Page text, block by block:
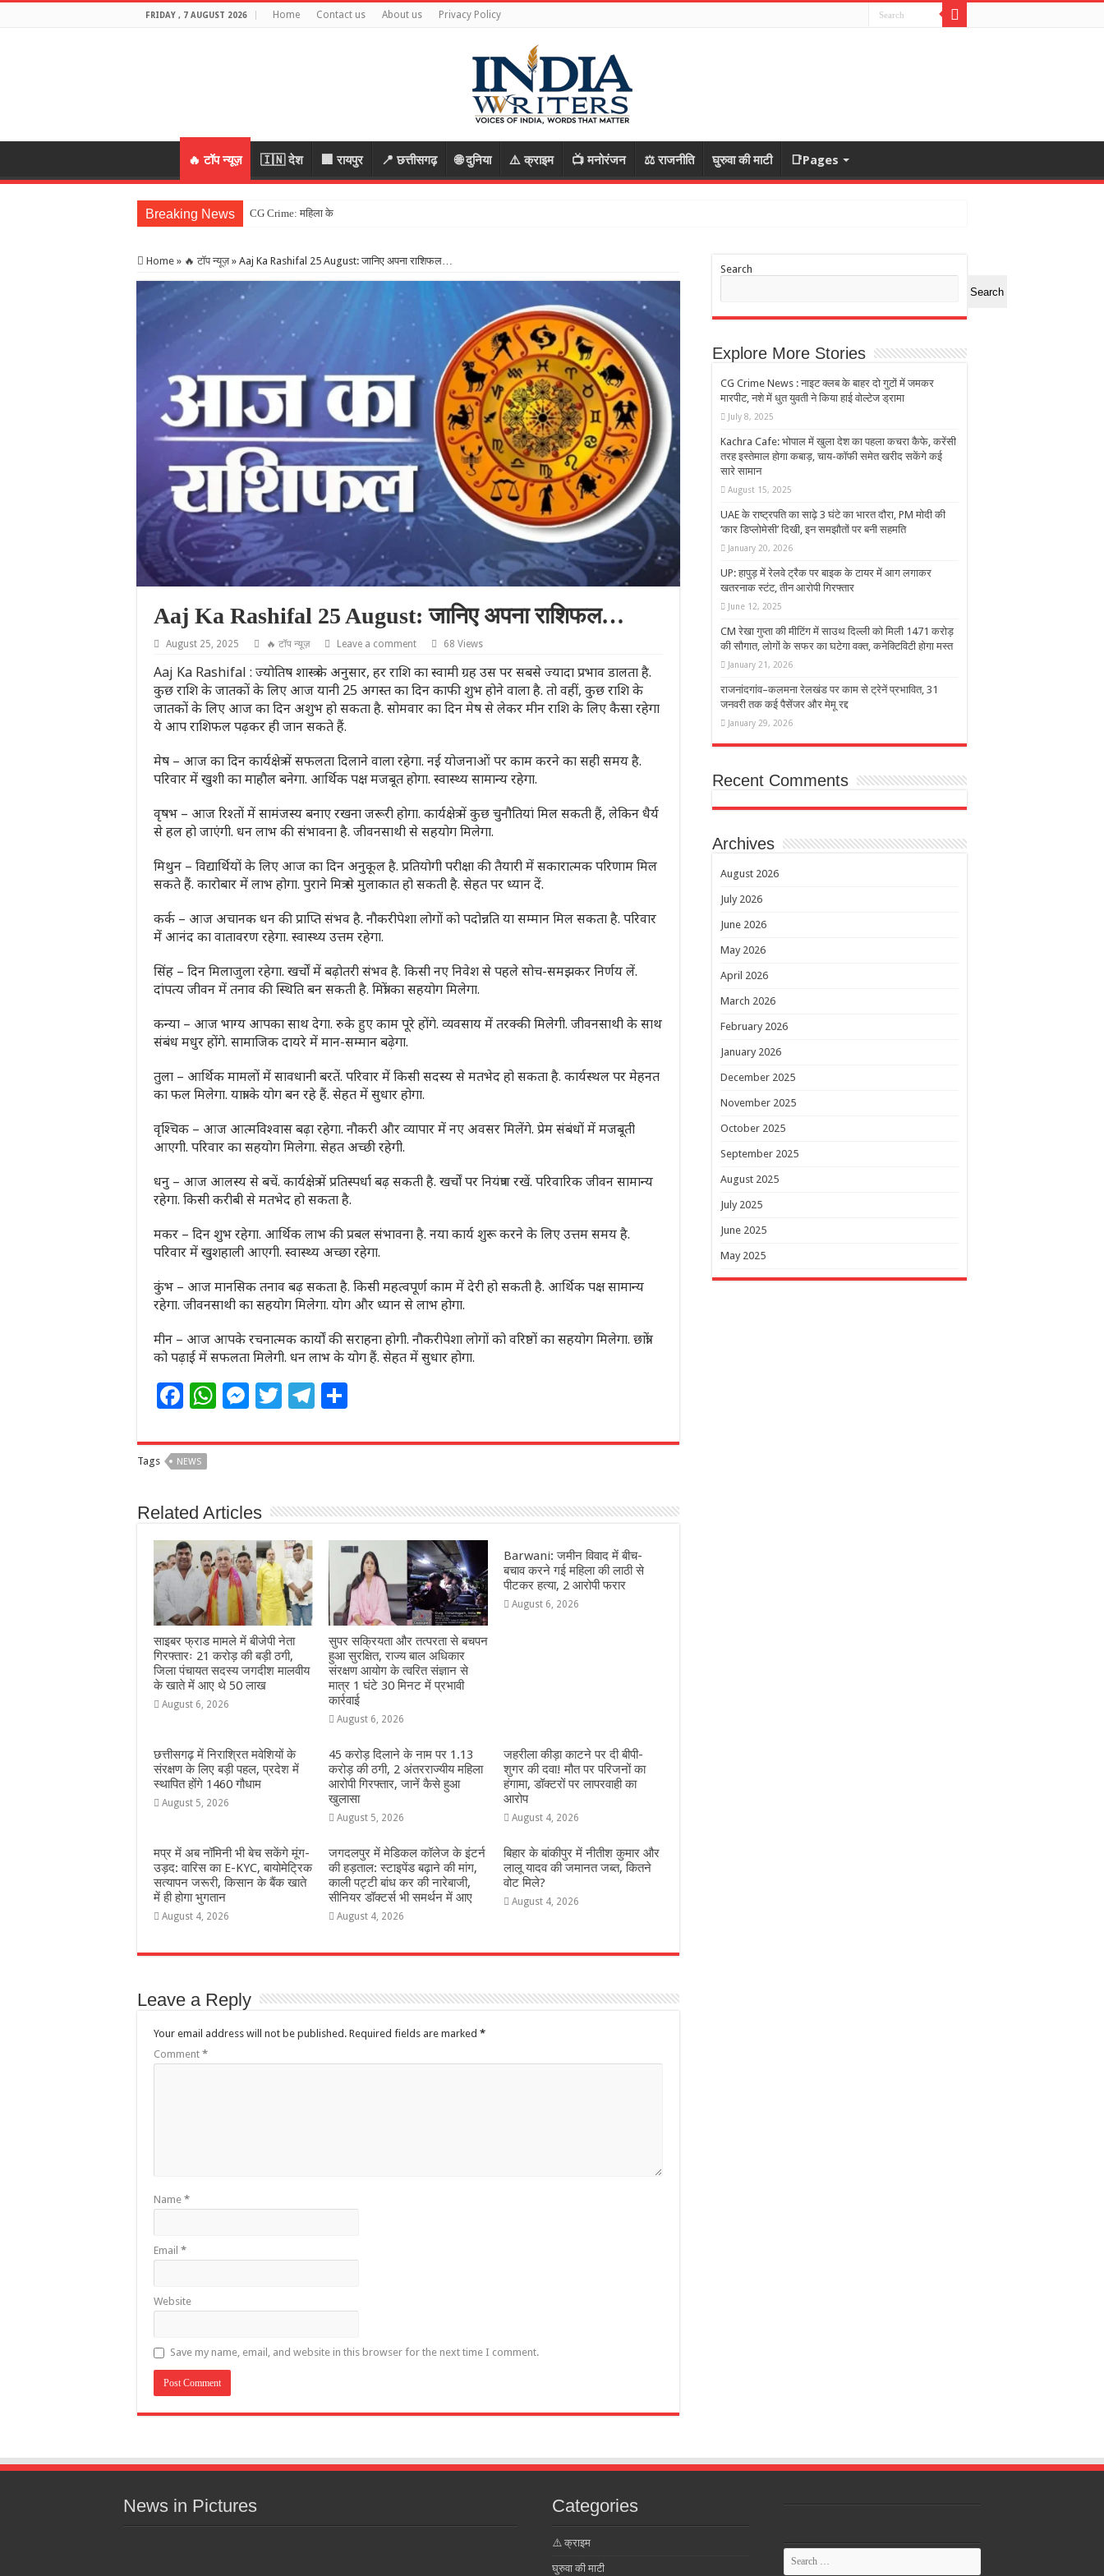
FRIDAY , 7 AUGUST 2026 Home Contact us About us Privacy Policy
🔥 टॉप न्यूज़ 🇮🇳 देश 🏢 रायपुर 📍 छत्तीसगढ़ 🌐 दुनिया ⚠️ क्राइम 📺 मनोरंजन ⚖️ राजनीति घुरुवा की माटी 📑Pages
Breaking News CG Crime: महिला के जेवर लेकर भागे आरोपी, रास्ता पूछकर बातों में
Home » 🔥 टॉप न्यूज़ » Aaj Ka Rashifal 25 August: जानिए अपना राशिफल…
Aaj Ka Rashifal 25 August: जानिए अपना राशिफल…
August 25, 2025 🔥 टॉप न्यूज़ Leave a comment 68 Views
Aaj Ka Rashifal : ज्योतिष शास्त्र के अनुसार, हर राशि का स्वामी ग्रह उस पर सबसे ज्यादा प्रभाव डालता है.
कुछ राशि के जातकों के लिए आज यानी 25 अगस्त का दिन काफी शुभ होने वाला है. तो वहीं, कुछ राशि के
जातकों के लिए आज का दिन अशुभ हो सकता है. सोमवार का दिन मेष से लेकर मीन राशि के लिए कैसा रहेगा
ये आप राशिफल पढ़कर ही जान सकते हैं.
मेष – आज का दिन कार्यक्षेत्र में सफलता दिलाने वाला रहेगा. नई योजनाओं पर काम करने का सही समय है.
परिवार में खुशी का माहौल बनेगा. आर्थिक पक्ष मजबूत होगा. स्वास्थ्य सामान्य रहेगा.
वृषभ – आज रिश्तों में सामंजस्य बनाए रखना जरूरी होगा. कार्यक्षेत्र में कुछ चुनौतियां मिल सकती हैं, लेकिन धैर्य
से हल हो जाएंगी. धन लाभ की संभावना है. जीवनसाथी से सहयोग मिलेगा.
मिथुन – विद्यार्थियों के लिए आज का दिन अनुकूल है. प्रतियोगी परीक्षा की तैयारी में सकारात्मक परिणाम मिल
सकते हैं. कारोबार में लाभ होगा. पुराने मित्र से मुलाकात हो सकती है. सेहत पर ध्यान दें.
कर्क – आज अचानक धन की प्राप्ति संभव है. नौकरीपेशा लोगों को पदोन्नति या सम्मान मिल सकता है. परिवार
में आनंद का वातावरण रहेगा. स्वास्थ्य उत्तम रहेगा.
सिंह – दिन मिलाजुला रहेगा. खर्चों में बढ़ोतरी संभव है. किसी नए निवेश से पहले सोच-समझकर निर्णय लें.
दांपत्य जीवन में तनाव की स्थिति बन सकती है. मित्रों का सहयोग मिलेगा.
कन्या – आज भाग्य आपका साथ देगा. रुके हुए काम पूरे होंगे. व्यवसाय में तरक्की मिलेगी. जीवनसाथी के साथ
संबंध मधुर होंगे. सामाजिक दायरे में मान-सम्मान बढ़ेगा.
तुला – आर्थिक मामलों में सावधानी बरतें. परिवार में किसी सदस्य से मतभेद हो सकता है. कार्यस्थल पर मेहनत
का फल मिलेगा. यात्रा के योग बन रहे हैं. सेहत में सुधार होगा.
वृश्चिक – आज आत्मविश्वास बढ़ा रहेगा. नौकरी और व्यापार में नए अवसर मिलेंगे. प्रेम संबंधों में मजबूती
आएगी. परिवार का सहयोग मिलेगा. सेहत अच्छी रहेगी.
धनु – आज आलस्य से बचें. कार्यक्षेत्र में प्रतिस्पर्धा बढ़ सकती है. खर्चों पर नियंत्रण रखें. परिवारिक जीवन सामान्य
रहेगा. किसी करीबी से मतभेद हो सकता है.
मकर – दिन शुभ रहेगा. आर्थिक लाभ की प्रबल संभावना है. नया कार्य शुरू करने के लिए उत्तम समय है.
परिवार में खुशहाली आएगी. स्वास्थ्य अच्छा रहेगा.
कुंभ – आज मानसिक तनाव बढ़ सकता है. किसी महत्वपूर्ण काम में देरी हो सकती है. आर्थिक पक्ष सामान्य
रहेगा. जीवनसाथी का सहयोग मिलेगा. योग और ध्यान से लाभ होगा.
मीन – आज आपके रचनात्मक कार्यों की सराहना होगी. नौकरीपेशा लोगों को वरिष्ठों का सहयोग मिलेगा. छात्रों
को पढ़ाई में सफलता मिलेगी. धन लाभ के योग हैं. सेहत में सुधार होगा.
F
c
e
b
o
o
k
W
at
A
p
p
M
ss
n
g
e
r
T
itt
r
T
e
ra
m
ar
Tags NEWS
Related Articles
साइबर फ्राड मामले में बीजेपी नेता
गिरफ्तारः 21 करोड़ की बड़ी ठगी,
जिला पंचायत सदस्य जगदीश मालवीय
के खाते में आए थे 50 लाख
August 6, 2026
सुपर सक्रियता और तत्परता से बचपन
हुआ सुरक्षित, राज्य बाल अधिकार
संरक्षण आयोग के त्वरित संज्ञान से
मात्र 1 घंटे 30 मिनट में प्रभावी
कार्रवाई
August 6, 2026
Barwani: जमीन विवाद में बीच-
बचाव करने गई महिला की लाठी से
पीटकर हत्या, 2 आरोपी फरार
August 6, 2026
छत्तीसगढ़ में निराश्रित मवेशियों के
संरक्षण के लिए बड़ी पहल, प्रदेश में
स्थापित होंगे 1460 गौधाम
August 5, 2026
45 करोड़ दिलाने के नाम पर 1.13
करोड़ की ठगी, 2 अंतरराज्यीय महिला
आरोपी गिरफ्तार, जानें कैसे हुआ
खुलासा
August 5, 2026
जहरीला कीड़ा काटने पर दी बीपी-
शुगर की दवा! मौत पर परिजनों का
हंगामा, डॉक्टरों पर लापरवाही का
आरोप
August 4, 2026
मप्र में अब नॉमिनी भी बेच सकेंगे मूंग-
उड़द: वारिस का E-KYC, बायोमेट्रिक
सत्यापन जरूरी, किसान के बैंक खाते
में ही होगा भुगतान
August 4, 2026
जगदलपुर में मेडिकल कॉलेज के इंटर्न
की हड़ताल: स्टाइपेंड बढ़ाने की मांग,
काली पट्टी बांध कर की नारेबाजी,
सीनियर डॉक्टर्स भी समर्थन में आए
August 4, 2026
ब‍िहार के बांकीपुर में न‍ीतीश कुमार और
लालू यादव की जमानत जब्‍त, कितने
वोट मिले?
August 4, 2026
Leave a Reply
Your email address will not be published. Required fields are marked *
Comment *
Name *
Email *
Website
Save my name, email, and website in this browser for the next time I comment.
Search
Search
Explore More Stories
CG Crime News : नाइट क्लब के बाहर दो गुटों में जमकर
मारपीट, नशे में धुत युवती ने किया हाई वोल्टेज ड्रामा
July 8, 2025
Kachra Cafe: भोपाल में खुला देश का पहला कचरा कैफे, करेंसी
तरह इस्तेमाल होगा कबाड़, चाय-कॉफी समेत खरीद सकेंगे कई
सारे सामान
August 15, 2025
UAE के राष्ट्रपति का साढ़े 3 घंटे का भारत दौरा, PM मोदी की
‘कार डिप्लोमेसी’ दिखी, इन समझौतों पर बनी सहमति
January 20, 2026
UP: हापुड़ में रेलवे ट्रैक पर बाइक के टायर में आग लगाकर
खतरनाक स्टंट, तीन आरोपी गिरफ्तार
June 12, 2025
CM रेखा गुप्ता की मीटिंग में साउथ दिल्ली को मिली 1471 करोड़
की सौगात, लोगों के सफर का घटेगा वक्त, कनेक्टिविटी होगा मस्त
January 21, 2026
राजनांदगांव–कलमना रेलखंड पर काम से ट्रेनें प्रभावित, 31
जनवरी तक कई पैसेंजर और मेमू रद्द
January 29, 2026
Recent Comments
Archives
August 2026
July 2026
June 2026
May 2026
April 2026
March 2026
February 2026
January 2026
December 2025
November 2025
October 2025
September 2025
August 2025
July 2025
June 2025
May 2025
News in Pictures Categories
⚠️ क्राइम
घुरुवा की माटी